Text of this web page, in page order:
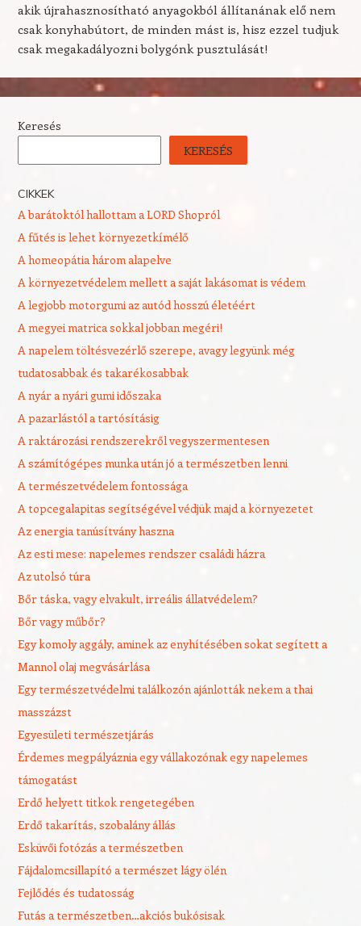
akik újrahasznosítható anyagokból állítanának elő nem
csak konyhabútort, de minden mást is, hisz ezzel tudjuk
csak megakadályozni bolygónk pusztulását!
Keresés
KERESÉS
CIKKEK
A barátoktól hallottam a LORD Shopról
A fűtés is lehet környezetkímélő
A homeopátia három alapelve
A környezetvédelem mellett a saját lakásomat is védem
A legjobb motorgumi az autód hosszú életéért
A megyei matrica sokkal jobban megéri!
A napelem töltésvezérlő szerepe, avagy legyünk még
tudatosabbak és takarékosabbak
A nyár a nyári gumi időszaka
A pazarlástól a tartósításig
A raktározási rendszerekről vegyszermentesen
A számítógépes munka után jó a természetben lenni
A természetvédelem fontossága
A topcegalapitas segítségével védjük majd a környezetet
Az energia tanúsítvány haszna
Az esti mese: napelemes rendszer családi házra
Az utolsó túra
Bőr táska, vagy elvakult, irreális állatvédelem?
Bőr vagy műbőr?
Egy komoly aggály, aminek az enyhítésében sokat segített a
Mannol olaj megvásárlása
Egy természetvédelmi találkozón ajánlották nekem a thai
masszázst
Egyesületi természetjárás
Érdemes megpályáznia egy vállakozónak egy napelemes
támogatást
Erdő helyett titkok rengetegében
Erdő takarítás, szobalány állás
Esküvői fotózás a természetben
Fájdalomcsillapító a természet lágy ölén
Fejlődés és tudatosság
Futás a természetben…akciós bukósisak